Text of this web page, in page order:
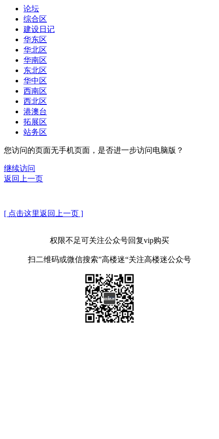
论坛
综合区
建设日记
华东区
华北区
华南区
东北区
华中区
西南区
西北区
港澳台
拓展区
站务区
您访问的页面无手机页面，是否进一步访问电脑版？
继续访问
返回上一页
[ 点击这里返回上一页 ]
权限不足可关注公众号回复vip购买
扫二维码或微信搜索”高楼迷“关注高楼迷公众号